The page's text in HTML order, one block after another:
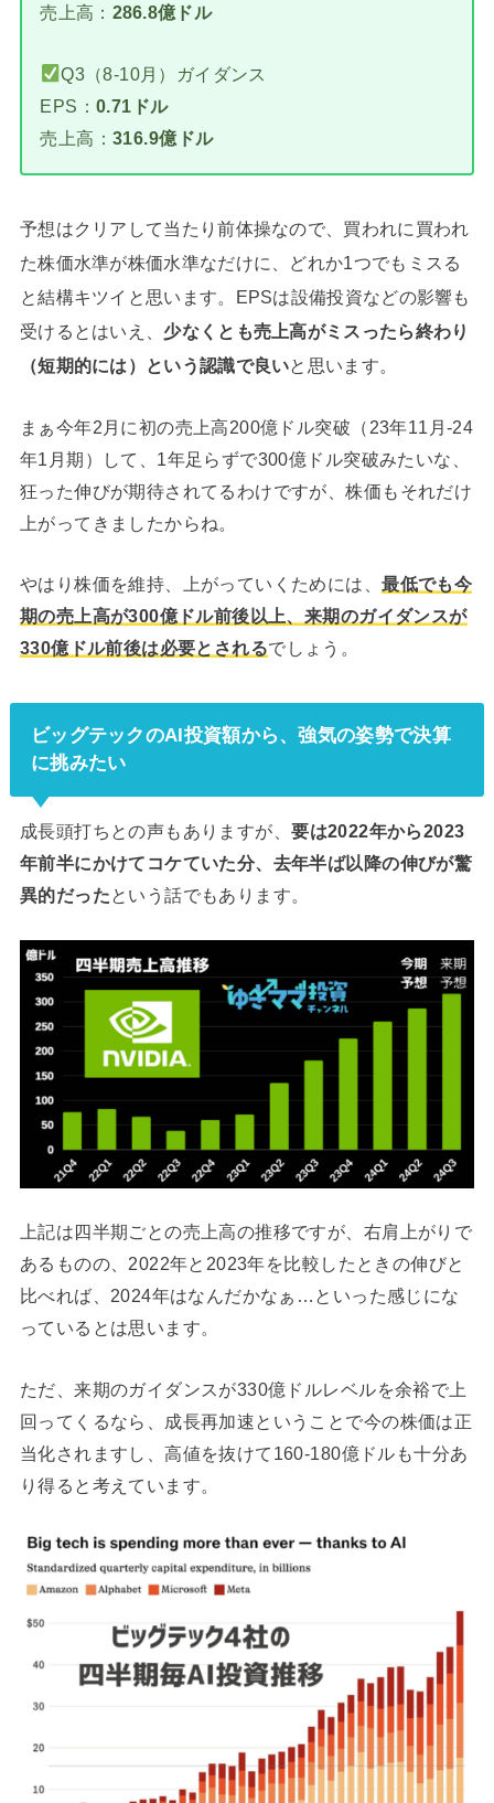
売上高： 286.8億ドル
Q3（8-10月）ガイダンス
EPS：0.71ドル
売上高：316.9億ドル
予想はクリアして当たり前体操なので、買われに買われ
た株価水準が株価水準なだけに、どれか1つでもミスる
と結構キツイと思います。EPSは設備投資などの影響も
受けるとはいえ、 少なくとも売上高がミスったら終わり
（短期的には）という認識で良いと思います。
まぁ今年2月に初の売上高200億ドル突破（23年11月-24
年1月期）して、1年足らずで300億ドル突破みたいな、
狂った伸びが期待されてるわけですが、株価もそれだけ
上がってきましたからね。
やはり株価を維持、上がっていくためには、最低でも今
期の売上高が300億ドル前後以上、来期のガイダンスが
330億ドル前後は必要とされるでしょう。
ビッグテックのAI投資額から、強気の姿勢で決算
に挑みたい
成長頭打ちとの声もありますが、要は2022年から2023
年前半にかけてコケていた分、去年半ば以降の伸びが驚
異的だったという話でもあります。
上記は四半期ごとの売上高の推移ですが、右肩上がりで
あるものの、2022年と2023年を比較したときの伸びと
比べれば、2024年はなんだかなぁ…といった感じにな
っているとは思います。
ただ、来期のガイダンスが330億ドルレベルを余裕で上
回ってくるなら、成長再加速ということで今の株価は正
当化されますし、高値を抜けて160-180億ドルも十分あ
り得ると考えています。